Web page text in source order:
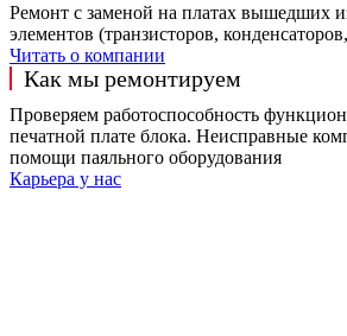
Ремонт с заменой на платах вышедших
элементов (транзисторов,
Читать о компании
Как мы ремонтируем
Проверяем работоспособность
печатной плате блока. Неисправные
помощи паяльного оборудования
Карьера у нас